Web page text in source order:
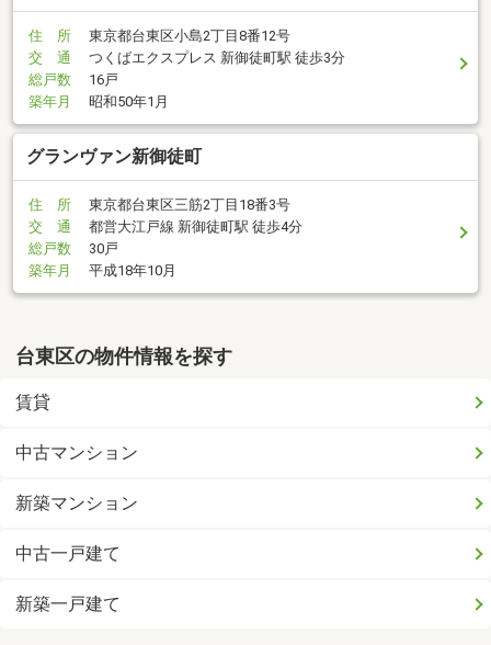
住 所
東京都台東区小島2丁目8番12号
交 通
つくばエクスプレス 新御徒町駅 徒歩3分
総戸数
16戸
築年月
昭和50年1月
グランヴァン新御徒町
住 所
東京都台東区三筋2丁目18番3号
交 通
都営大江戸線 新御徒町駅 徒歩4分
総戸数
30戸
築年月
平成18年10月
台東区の物件情報を探す
賃貸
中古マンション
新築マンション
中古一戸建て
新築一戸建て